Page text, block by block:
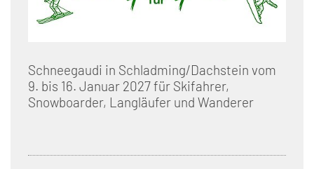
Schneegaudi in Schladming/Dachstein vom
9. bis 16. Januar 2027 für Skifahrer,
Snowboarder, Langläufer und Wanderer